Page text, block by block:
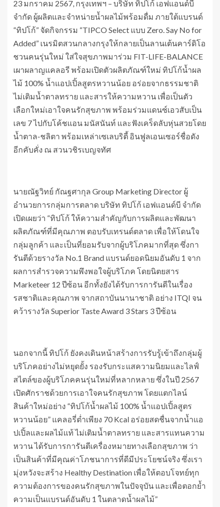
23 มกราคม 2567, กรุงเทพฯ – บริษัท ทิปโก้ เอฟแอนด์บี
จำกัด ผู้ผลิตและจำหน่ายน้ำผลไม้พร้อมดื่ม ภายใต้แบรนด์
“ทิปโก้” จัดกิจกรรม “TIPCO Select แบบ Zero. Say No for
Added” เนรมิตสวนกลางกรุงให้กลายเป็นลานเต้นคาร์ดิโอ
ชวนคนรุ่นใหม่ ใส่ใจสุขภาพมาร่วม FIT-LIFE-BALANCE
เผาผลาญแคลอรี พร้อมเปิดตัวผลิตภัณฑ์ใหม่ ทิปโก้น้ำผล
ไม้ 100% น้ำแอปเปิ้ลสูตรหวานน้อย อร่อยจากธรรมชาติ
ไม่เติมน้ำตาลทราย และสารให้ความหวาน เพื่อเป็นตัว
เลือกใหม่เอาใจคนรักสุขภาพ พร้อมร่วมแดนซ์เอวสับเป็น
เลข 7 ไปกับโค้ชแอน มนัสนันท์ และฟังเคร็ดลับหุ่นสวยโดย
น้ำตาล-ชลิตา พร้อมเหล่าเซเลบริตี้ อินฟูลเอนเซอร์ชื่อดัง
อีกคับคั่ง ณ สวนวชิรเบญจทัศ
นายณัฐวิทย์ กัณฐศากุล Group Marketing Director ผู้
อำนวยการกลุ่มการตลาด บริษัท ทิปโก้ เอฟแอนด์บี จำกัด
เปิดเผยว่า “ทิปโก้ ให้ความสำคัญกับการผลิตและพัฒนา
ผลิตภัณฑ์ที่มีคุณภาพ ตอบรับเทรนด์ตลาด เพื่อให้โดนใจ
กลุ่มลูกค้า และเป็นที่ยอมรับจากผู้บริโภคมากที่สุด ซึ่งกา
รันตีด้วยรางวัล No.1 Brand แบรนด์ยอดนิยมอันดับ 1 จาก
ผลการสำรวจความพึงพอใจผู้บริโภค โดยนิตยสาร
Marketeer 12 ปีซ้อน อีกทั้งยังได้รับการการันตีในเรื่อง
รสชาติและคุณภาพ จากสถาบันนานาชาติ อย่าง ITQI จน
คว้ารางวัล Superior Taste Award 3 Stars 3 ปีซ้อน
นอกจากนี้ ทิปโก้ ยังคงเดินหน้าสร้างการรับรู้เข้าถึงกลุ่มผู้
บริโภคอย่างไม่หยุดยั้ง รองรับกระแสความนิยมและไลฟ์
สไตล์ของผู้บริโภคคนรุ่นใหม่ที่หลากหลาย ซึ่งในปี 2567
เปิดศักราชด้วยการเอาใจคนรักสุขภาพ โดยแตกไลน์
สินค้าใหม่อย่าง “ทิปโก้น้ำผลไม้ 100% น้ำแอปเปิ้ลสูตร
หวานน้อย” แคลอรี่ต่ำเพียง 70 Kcal อร่อยสดชื่นจากน้ำแอ
ปเปิ้ลและผลไม้แท้ ไม่เติมน้ำตาลทราย และสารแทนความ
หวาน ได้รับการการันตีเครื่องหมายทางเลือกสุขภาพ ว่า
เป็นสินค้าที่มีคุณค่าโภชนาการที่ดีมีประโยชน์จริง ซึ่งเรา
มุ่งหวังจะสร้าง Healthy Destination เพื่อให้ตอบโจทย์ทุก
ความต้องการของคนรักสุขภาพในปัจจุบัน และเพื่อตอกย้ำ
ความเป็นแบรนด์อันดับ 1 ในตลาดน้ำผลไม้”